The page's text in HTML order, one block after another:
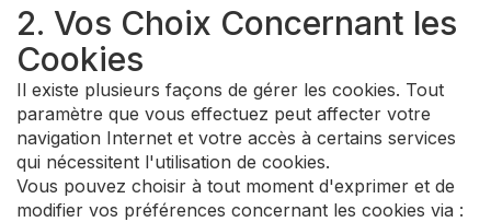
2. Vos Choix Concernant les
Cookies
Il existe plusieurs façons de gérer les cookies. Tout
paramètre que vous effectuez peut affecter votre
navigation Internet et votre accès à certains services
qui nécessitent l'utilisation de cookies.
Vous pouvez choisir à tout moment d'exprimer et de
modifier vos préférences concernant les cookies via :